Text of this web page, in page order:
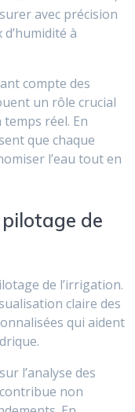
avec précision
à
compte des
un rôle crucial
réel. En
que chaque
l’eau tout en
de
de l’irrigation.
claire des
qui aident
l’analyse des
non